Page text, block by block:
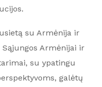
su Armėnija ir
Armėnijai ir
su ypatingu
galėtų